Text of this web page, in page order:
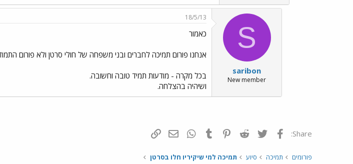
S
saribon
New member
18/5/13
כאמור
אנחנו פורום תמיכה לחברים ובני משפחה של חולי סרטן ולא פורום
בכל מקרה - מודעות תמיד טובה וחשובה.
ושיהיה בהצלחה.
Share: פייסבוק Twitter
Reddit
Pinterest
Tumblr
WhatsAppדואר אלקטרוני
פורומים תמיכה סיוע תמיכה למי שיקיריו חלו בסרטן